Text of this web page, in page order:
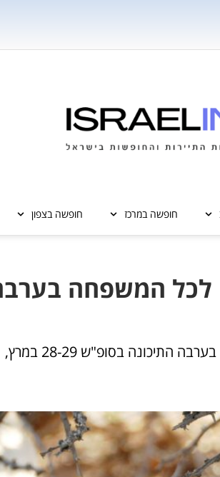
חופשה במרכז חופשה בצפון
לכל המשפחה
סיורי שקיעה, סיורים ליליים, איתור בעלי חיים והרבה טבע. אירועי קהילה בנחל בערבה התיכונה בסופ"ש 28-29 במרץ,